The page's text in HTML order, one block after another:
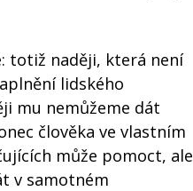
totiž naději, která není
lidského
mu nemůžeme dát
člověka ve vlastním
může pomoct, ale
v samotném